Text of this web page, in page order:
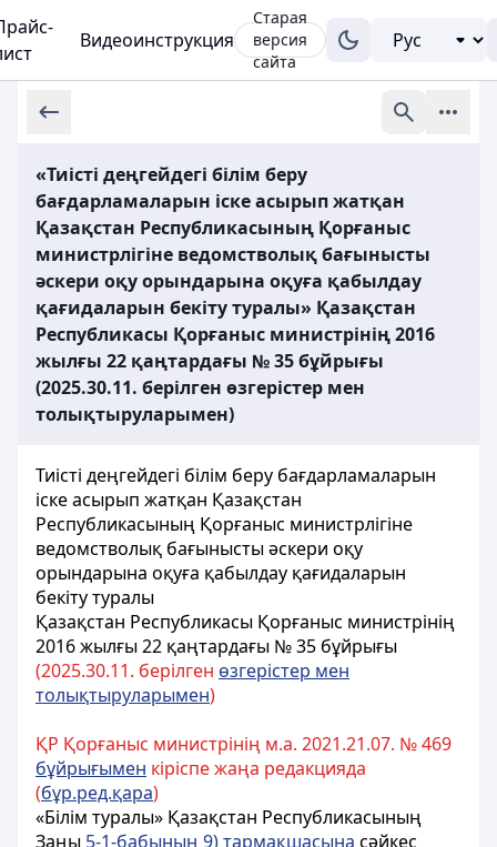
Видеоинструкция
Старая
версия
сайта
«Тиісті деңгейдегі білім беру
бағдарламаларын іске асырып жатқан
Қазақстан Республикасының Қорғаныс
министрлігіне ведомстволық бағынысты
әскери оқу орындарына оқуға қабылдау
қағидаларын бекіту туралы» Қазақстан
Республикасы Қорғаныс министрінің 2016
жылғы 22 қаңтардағы № 35 бұйрығы
(2025.30.11. берілген өзгерістер мен
толықтыруларымен)
Тиісті деңгейдегі білім беру бағдарламаларын
іске асырып жатқан Қазақстан
Республикасының Қорғаныс министрлігіне
ведомстволық бағынысты әскери оқу
орындарына оқуға қабылдау қағидаларын
бекіту туралы
Қазақстан Республикасы Қорғаныс министрінің
2016 жылғы 22 қаңтардағы № 35 бұйрығы
(2025.30.11. берілген өзгерістер мен
толықтыруларымен)
ҚР Қорғаныс министрінің м.а. 2021.21.07. № 469
бұйрығымен кіріспе жаңа редакцияда
(бұр.ред.қара)
«Білім туралы» Қазақстан Республикасының
Заңы 5-1-бабының 9) тармақшасына сәйкес